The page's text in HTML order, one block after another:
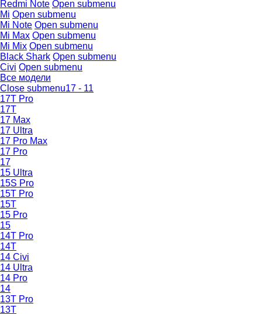
Redmi Note Open submenu
Mi Open submenu
Mi Note Open submenu
Mi Max Open submenu
Mi Mix Open submenu
Black Shark Open submenu
Civi Open submenu
Все модели
Close submenu17 - 11
17T Pro
17T
17 Max
17 Ultra
17 Pro Max
17 Pro
17
15 Ultra
15S Pro
15T Pro
15T
15 Pro
15
14T Pro
14T
14 Civi
14 Ultra
14 Pro
14
13T Pro
13T